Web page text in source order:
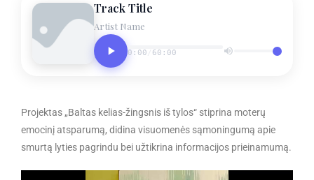
Track Title
Artist Name
0:00 60:00
Projektas „Baltas kelias-žingsnis iš tylos“ stiprina moterų
emocinį atsparumą, didina visuomenės sąmoningumą apie
smurtą lyties pagrindu bei užtikrina informacijos prieinamumą.